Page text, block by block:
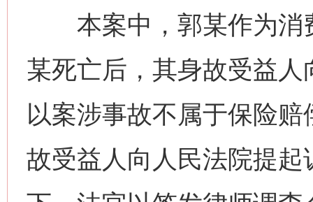
本案中，郭某作为消
某死亡后，其身故受益
以案涉事故不属于保险
故受益人向人民法院提
这是一记警钟！ 谢